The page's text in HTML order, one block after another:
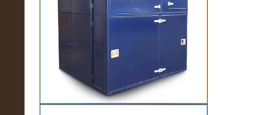
21.03.2017
Комплектная трансформаторная
подстанция 6 МВА (морское
исполнение, IP56)